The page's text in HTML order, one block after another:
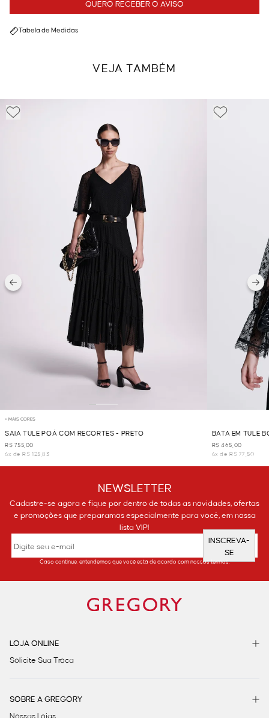
QUERO RECEBER O AVISO
Tabela de Medidas
VEJA TAMBÉM
+ MAIS CORES
SAIA TULE POÁ COM RECORTES - PRETO
R$ 755,00
6x de R$ 125,83
BATA EM TULE
R$ 465,00
6x de R$ 77,50
NEWSLETTER
Cadastre-se agora e fique por dentro de todas as novidades, ofertas
e promoções que preparamos especialmente para você, em nossa
lista VIP!
INSCREVA-
SE
Caso continue, entendemos que você está de acordo com nossos termos.
LOJA ONLINE
Solicite Sua Troca
SOBRE A GREGORY